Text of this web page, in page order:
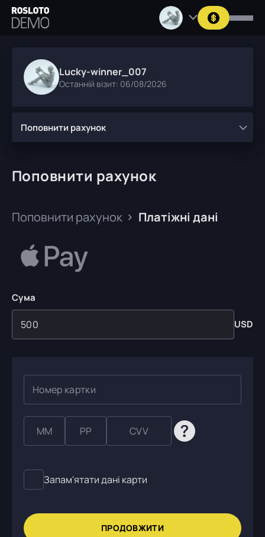
Lucky-winner_007
Останній візит: 06/08/2026
Поповнити рахунок
Поповнити рахунок
Поповнити рахунок Платіжні дані
Сума
USD
Запам'ятати дані карти
ПРОДОВЖИТИ